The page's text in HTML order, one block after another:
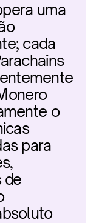
uma
cada
o
para
de